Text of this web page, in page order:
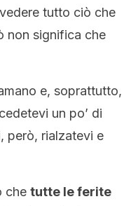
tutto ciò che
non significa che
e, soprattutto,
un po’ di
però, rialzatevi e
che tutte le ferite